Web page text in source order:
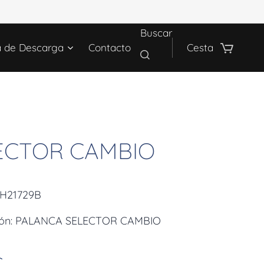
de Descarga Contacto
Buscar
Cesta
CAMBIO
PALANCA SELECTOR CAMBIO